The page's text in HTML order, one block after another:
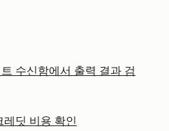
수신함에서 출력 결과 검
딧 비용 확인